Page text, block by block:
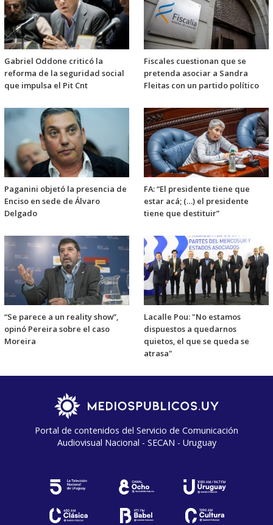
Gabriel Oddone criticó la
reforma de la seguridad social
que impulsa el Pit Cnt
Fiscales cuestionan que se
pretenda asociar a Sandra
Fleitas con un partido político
Paganini objetó la presencia de
Enciso en sede de Álvaro
Delgado
FA: “El presidente tiene que
estar acá; (…) el presidente
tiene que destituir”
“Se parece a un reality show”,
opinó Pereira sobre el caso
Moreira
Lacalle Pou: "No estamos
dispuestos a quedarnos
quietos, el que se queda se
atrasa"
Portal de contenidos del Servicio de Comunicación
Audiovisual Nacional - SECAN - Uruguay